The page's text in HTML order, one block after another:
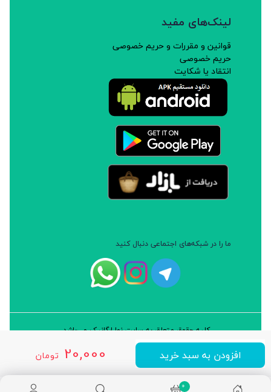
20,000 تومان افزودن به سبد خرید
لینک‌های مفید
قوانین و مقررات و حریم خصوصی
حریم خصوصی
انتقاد یا شکایت
ما را در شبکه‌های اجتماعی دنبال کنید
کلیه حقوق متعلق به سایت نوا ارگانیک می‌باشد.
طراحی و توسعه: شرکت داده پردازان سورن ایرانیان (نرم افزار سارب)
0